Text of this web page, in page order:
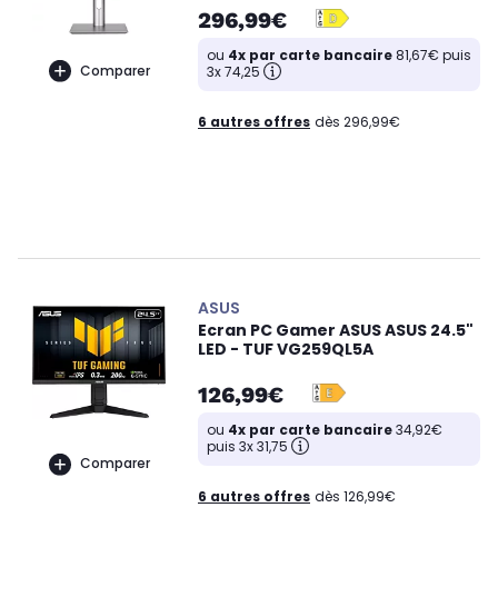
Comparer
296,99€
ou 4x par carte bancaire81,67€ puis
3x 74,25
6 autres offres dès 296,99€
Comparer
ASUS
Ecran PC Gamer ASUS ASUS 24.5"
LED - TUF VG259QL5A
126,99€
ou 4x par carte bancaire34,92€
puis 3x 31,75
6 autres offres dès 126,99€